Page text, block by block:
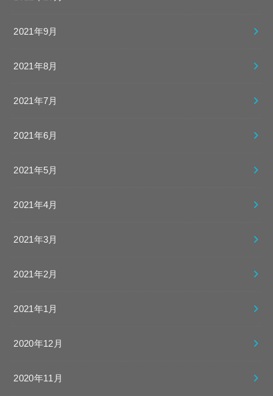
2021年9月
2021年8月
2021年7月
2021年6月
2021年5月
2021年4月
2021年3月
2021年2月
2021年1月
2020年12月
2020年11月